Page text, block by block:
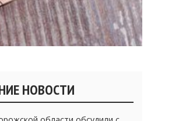
НОВОСТИ